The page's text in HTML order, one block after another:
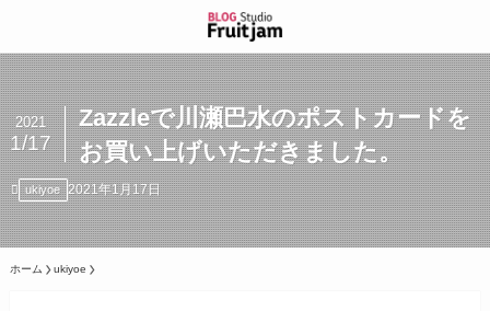
Zazzleで川瀬巴水のポストカードを
お買い上げいただきました。
2021
1/17
ukiyoe 2021年1月17日
ホーム ukiyoe